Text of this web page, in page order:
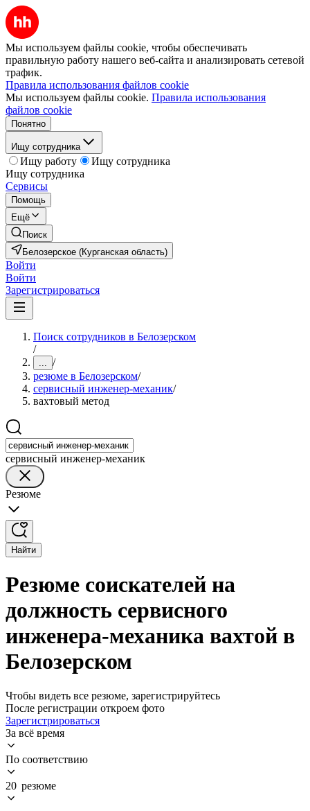
Мы используем файлы cookie, чтобы обеспечивать
правильную работу нашего веб-сайта и анализировать сетевой
трафик.
Правила использования файлов cookie
Мы используем файлы cookie. Правила использования
файлов cookie
Понятно
Ищу сотрудника
Ищу работу
Ищу сотрудника
Ищу сотрудника
Сервисы
Помощь
Ещё
Поиск
Белозерское (Курганская область)
Войти
Войти
Зарегистрироваться
Поиск сотрудников в Белозерском
/
... /
резюме в Белозерском/
сервисный инженер-механик/
вахтовый метод
сервисный инженер-механик
Резюме
Найти
Резюме соискателей на
должность сервисного
инженера-механика вахтой в
Белозерском
Чтобы видеть все резюме, зарегистрируйтесь
После регистрации откроем фото
Зарегистрироваться
За всё время
По соответствию
20 резюме